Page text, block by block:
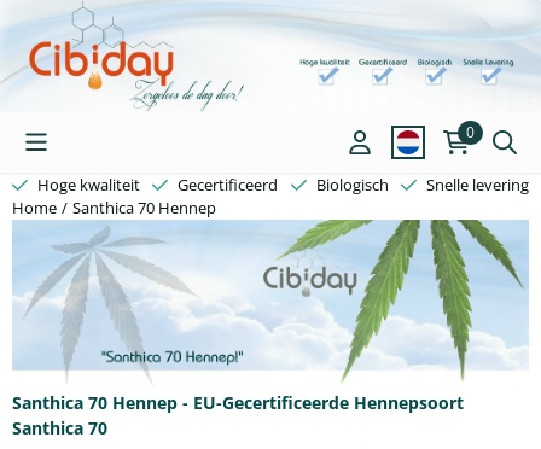
Cookievoorkeuren zijn beschikbaar. Kies instellingen of sta alle
0
Hoge kwaliteit Gecertificeerd Biologisch
Snelle levering
Home / Santhica 70 Hennep
Santhica 70 Hennep - EU-Gecertificeerde Hennepsoort
Santhica 70